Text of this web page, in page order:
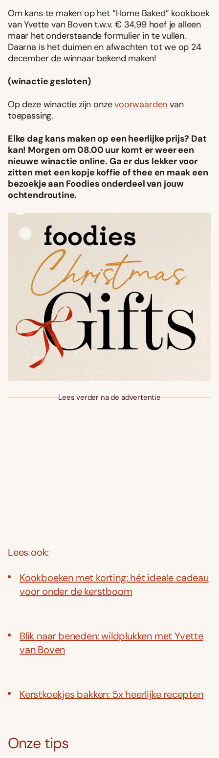
Om kans te maken op het “Home Baked” kookboek
van Yvette van Boven t.w.v. € 34,99 hoef je alleen
maar het onderstaande formulier in te vullen.
Daarna is het duimen en afwachten tot we op 24
december de winnaar bekend maken!
(winactie gesloten)
Op deze winactie zijn onzevoorwaarden van
toepassing.
Elke dag kans maken op een heerlijke prijs? Dat
kan! Morgen om 08.00 uur komt er weer een
nieuwe winactie online. Ga er dus lekker voor
zitten met een kopje koffie of thee en maak een
bezoekje aan Foodies onderdeel van jouw
ochtendroutine.
Lees verder na de advertentie
Lees ook:
Kookboeken met korting: hét ideale cadeau
voor onder de kerstboom
Blik naar beneden: wildplukken met Yvette
van Boven
Kerstkoekjes bakken: 5x heerlijke recepten
Onze tips